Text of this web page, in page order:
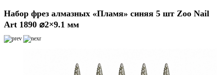
Набор фрез алмазных «Пламя» синяя 5 шт Zoo Nail
Art 1890 ⌀2×9.1 мм